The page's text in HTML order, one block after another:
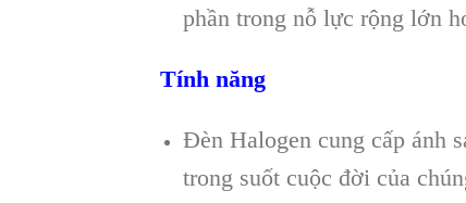
phần trong nỗ lực rộng lớn
Tính năng
Đèn Halogen cung cấp ánh
trong suốt cuộc đời của